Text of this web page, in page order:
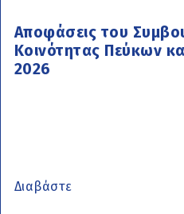
Αποφάσεις του
Κοινότητας Πεύκων
2026
Διαβάστε